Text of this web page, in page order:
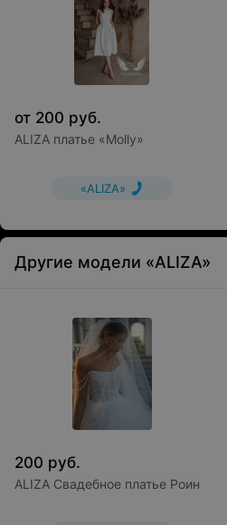
от 200 руб.
ALIZA платье «Molly»
«ALIZA»
Другие модели «ALIZA»
200 руб.
ALIZA Свадебное платье Роин